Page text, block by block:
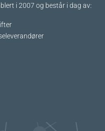
i 2007 og består i dag av: